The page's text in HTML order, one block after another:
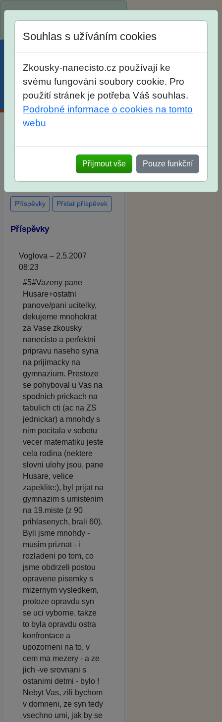
Menu Účet Košík
zkoušek na SŠ? Vaše ohlasy
po skutečných přijímacích
zkouškách
Souhlas s užíváním cookies
Zkousky-nanecisto.cz používají ke
svému fungování soubory cookie. Pro
použití stránek je potřeba Váš souhlas.
Podrobné informace o cookies na tomto
webu
Přijmout vše Pouze funkční
Příspěvky Přidat příspěvek
Příspěvky
Voglova – 2.5.2007
08:23
#5#Vazeny pane
Husare+ostatni
panove/pani ucitelky,
dekujeme mnohokrat
za Vase zkousky
nanecisto a perfektni
pripravu naseho syna
na prijimacky na
gymnazium. Prestoze
se pohyboval u Vas na
spodnich prickach na
tabulich cti (ac na ZS
jednickar) a mnohdy s
nim pocitala v sobotu
vecer matematiku jeste
cela rodina (nektere
slovni ulohy jsou, pane
Husare, velice
zapeklite:), byl prijat na
gymnazim s umistenim
na 19.miste (z 90
prihlasenych, brali 60).
Byli jsme mnohdy -
musim priznat - i
rozladeni po tom, co
jsme obdrzeli postou
opravene pisemky s
mizernym vysledkem,
protoze opravdu syn
se uci vyborne, takze
to byla opravdu ostra
konfrontace a
upozorneni na to, v
cem ma mezery - a ze
jich -ve srovnani s
ostanimi detmi - bylo !
Nebyt Vas, zili bychom
v domneni, ze syn tedy
vsechno umi, jak by se